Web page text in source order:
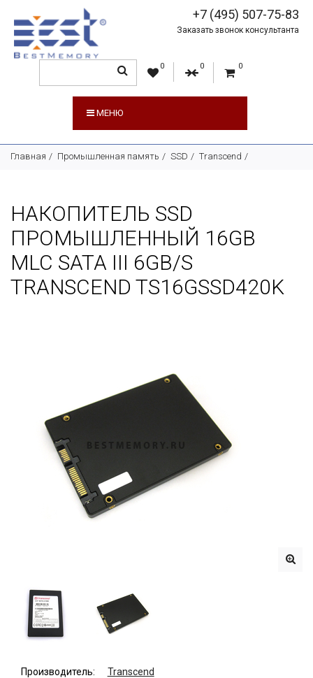
+7 (495) 507-75-83
Заказать звонок консультанта
0 0 0
МЕНЮ
Главная Промышленная память SSD Transcend
НАКОПИТЕЛЬ SSD
ПРОМЫШЛЕННЫЙ 16GB
MLC SATA III 6GB/S
TRANSCEND TS16GSSD420K
Производитель:
Transcend